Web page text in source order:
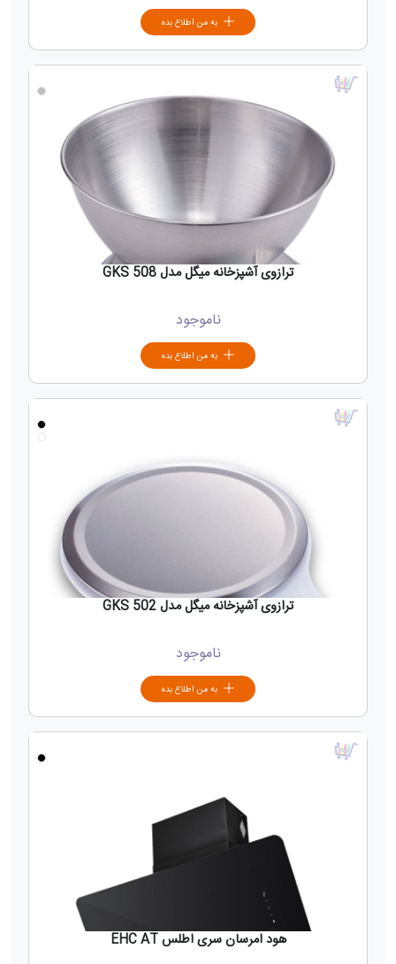
به من اطلاع بده
ترازوی آشپزخانه میگل مدل GKS 508
ناموجود
به من اطلاع بده
ترازوی آشپزخانه میگل مدل GKS 502
ناموجود
به من اطلاع بده
هود امرسان سری اطلس EHC AT